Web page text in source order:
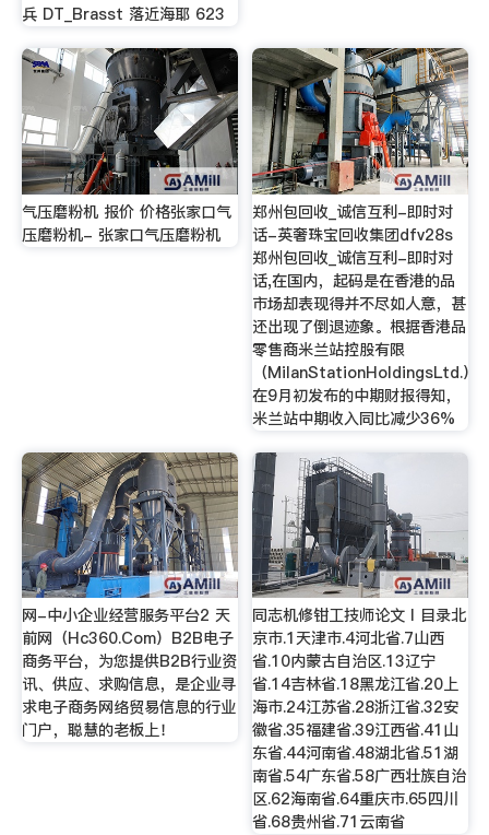
兵 DT_Brasst 落近海耶 623
气压磨粉机 报价 价格张家口气
压磨粉机- 张家口气压磨粉机
郑州包回收_诚信互利-即时对
话-英奢珠宝回收集团dfv28s
郑州包回收_诚信互利-即时对
话,在国内，起码是在香港的品
市场却表现得并不尽如人意，甚
还出现了倒退迹象。根据香港品
零售商米兰站控股有限
（MilanStationHoldingsLtd.）
在9月初发布的中期财报得知，
米兰站中期收入同比减少36%
网-中小企业经营服务平台2 天
前网（Hc360.Com）B2B电子
商务平台，为您提供B2B行业资
讯、供应、求购信息，是企业寻
求电子商务网络贸易信息的行业
门户，聪慧的老板上！
同志机修钳工技师论文Ⅰ目录北
京市.1天津市.4河北省.7山西
省.10内蒙古自治区.13辽宁
省.14吉林省.18黑龙江省.20上
海市.24江苏省.28浙江省.32安
徽省.35福建省.39江西省.41山
东省.44河南省.48湖北省.51湖
南省.54广东省.58广西壮族自治
区.62海南省.64重庆市.65四川
省.68贵州省.71云南省